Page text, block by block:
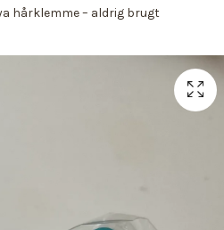
hårklemme – aldrig brugt